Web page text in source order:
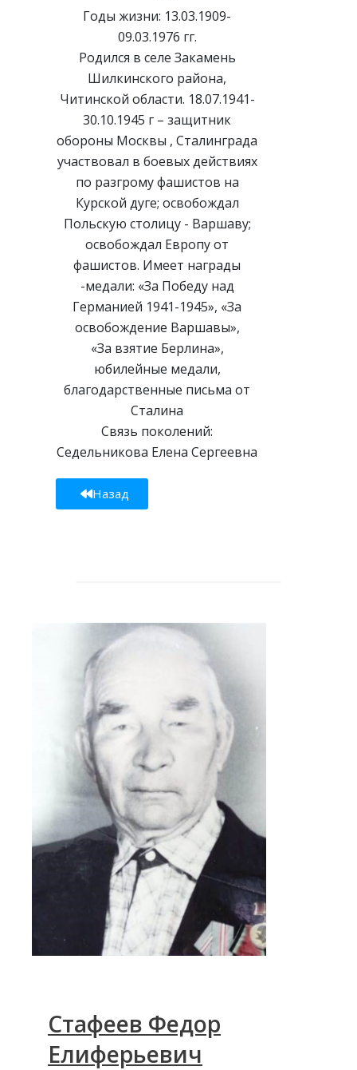
Годы жизни: 13.03.1909-
09.03.1976 гг.
Родился в селе Закамень
Шилкинского района,
Читинской области. 18.07.1941-
30.10.1945 г – защитник
обороны Москвы , Сталинграда
участвовал в боевых действиях
по разгрому фашистов на
Курской дуге; освобождал
Польскую столицу - Варшаву;
освобождал Европу от
фашистов. Имеет награды
-медали: «За Победу над
Германией 1941-1945», «За
освобождение Варшавы»,
«За взятие Берлина»,
юбилейные медали,
благодарственные письма от
Сталина
Связь поколений:
Седельникова Елена Сергеевна
Назад
Стафеев Федор
Елиферьевич